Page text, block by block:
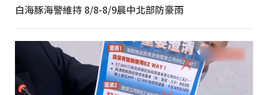
白海豚海警維持 8/8-8/9晨中北部防豪雨